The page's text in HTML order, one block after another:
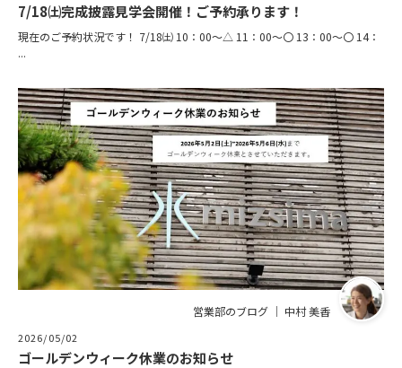
7/18㈯完成披露見学会開催！ご予約承ります！
現在のご予約状況です！ 7/18㈯ 10：00～△ 11：00～〇 13：00～〇 14：
...
営業部のブログ ｜ 中村 美香
2026/05/02
ゴールデンウィーク休業のお知らせ